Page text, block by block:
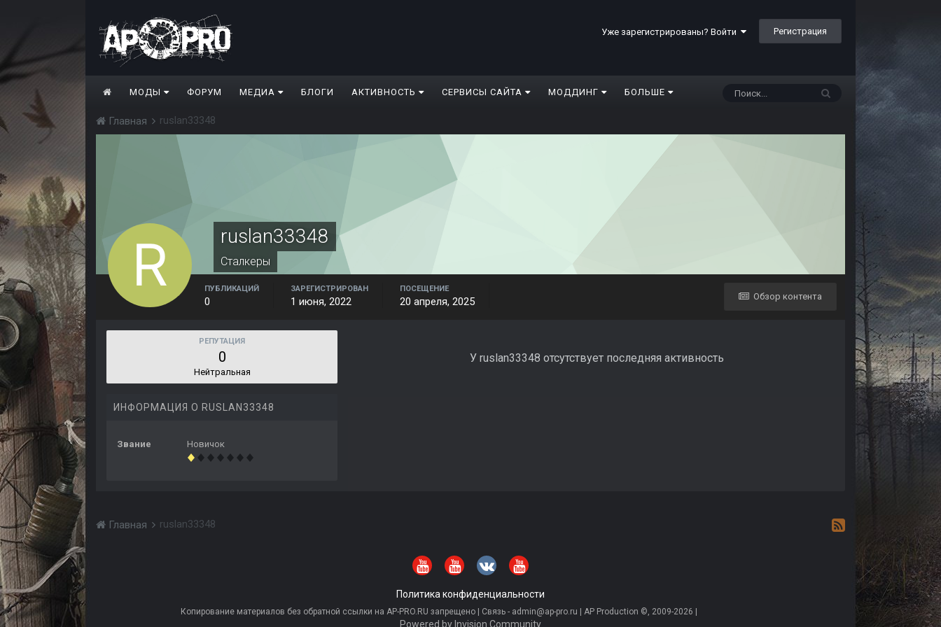
Уже зарегистрированы? Войти Регистрация
МОДЫ ФОРУМ МЕДИА БЛОГИ АКТИВНОСТЬ СЕРВИСЫ САЙТА МОДДИНГ БОЛЬШЕ
Главная ruslan33348
ruslan33348
Сталкеры
Обзор контента
ПУБЛИКАЦИЙ
0
ЗАРЕГИСТРИРОВАН
1 июня, 2022
ПОСЕЩЕНИЕ
20 апреля, 2025
РЕПУТАЦИЯ
0
Нейтральная
ИНФОРМАЦИЯ О RUSLAN33348
Звание Новичок
У ruslan33348 отсутствует последняя активность
Главная ruslan33348
Политика конфиденциальности
Копирование материалов без обратной ссылки на AP-PRO.RU запрещено | Связь - admin@ap-pro.ru | AP Production ©, 2009-2026 |
Powered by Invision Community